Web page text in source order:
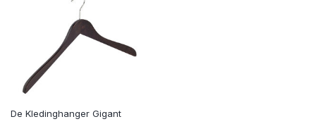
De Kledinghanger Gigant